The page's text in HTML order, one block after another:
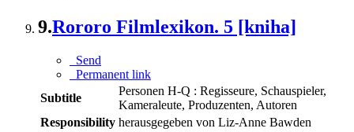
9.Rororo Filmlexikon. 5 [kniha]
Send
Permanent link
Subtitle
Personen H-Q : Regisseure, Schauspieler,
Kameraleute, Produzenten, Autoren
Responsibility herausgegeben von Liz-Anne Bawden